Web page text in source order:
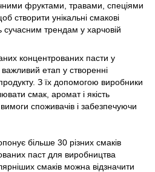
фруктами, травами, спеціями
створити унікальні смакові
сучасним трендам у харчовій
концентрованих пасти у
етап у створенні
З їх допомогою виробники
смак, аромат і якість
споживачів і забезпечуючи
більше 30 різних смаків
паст для виробництва
смаків можна відзначити